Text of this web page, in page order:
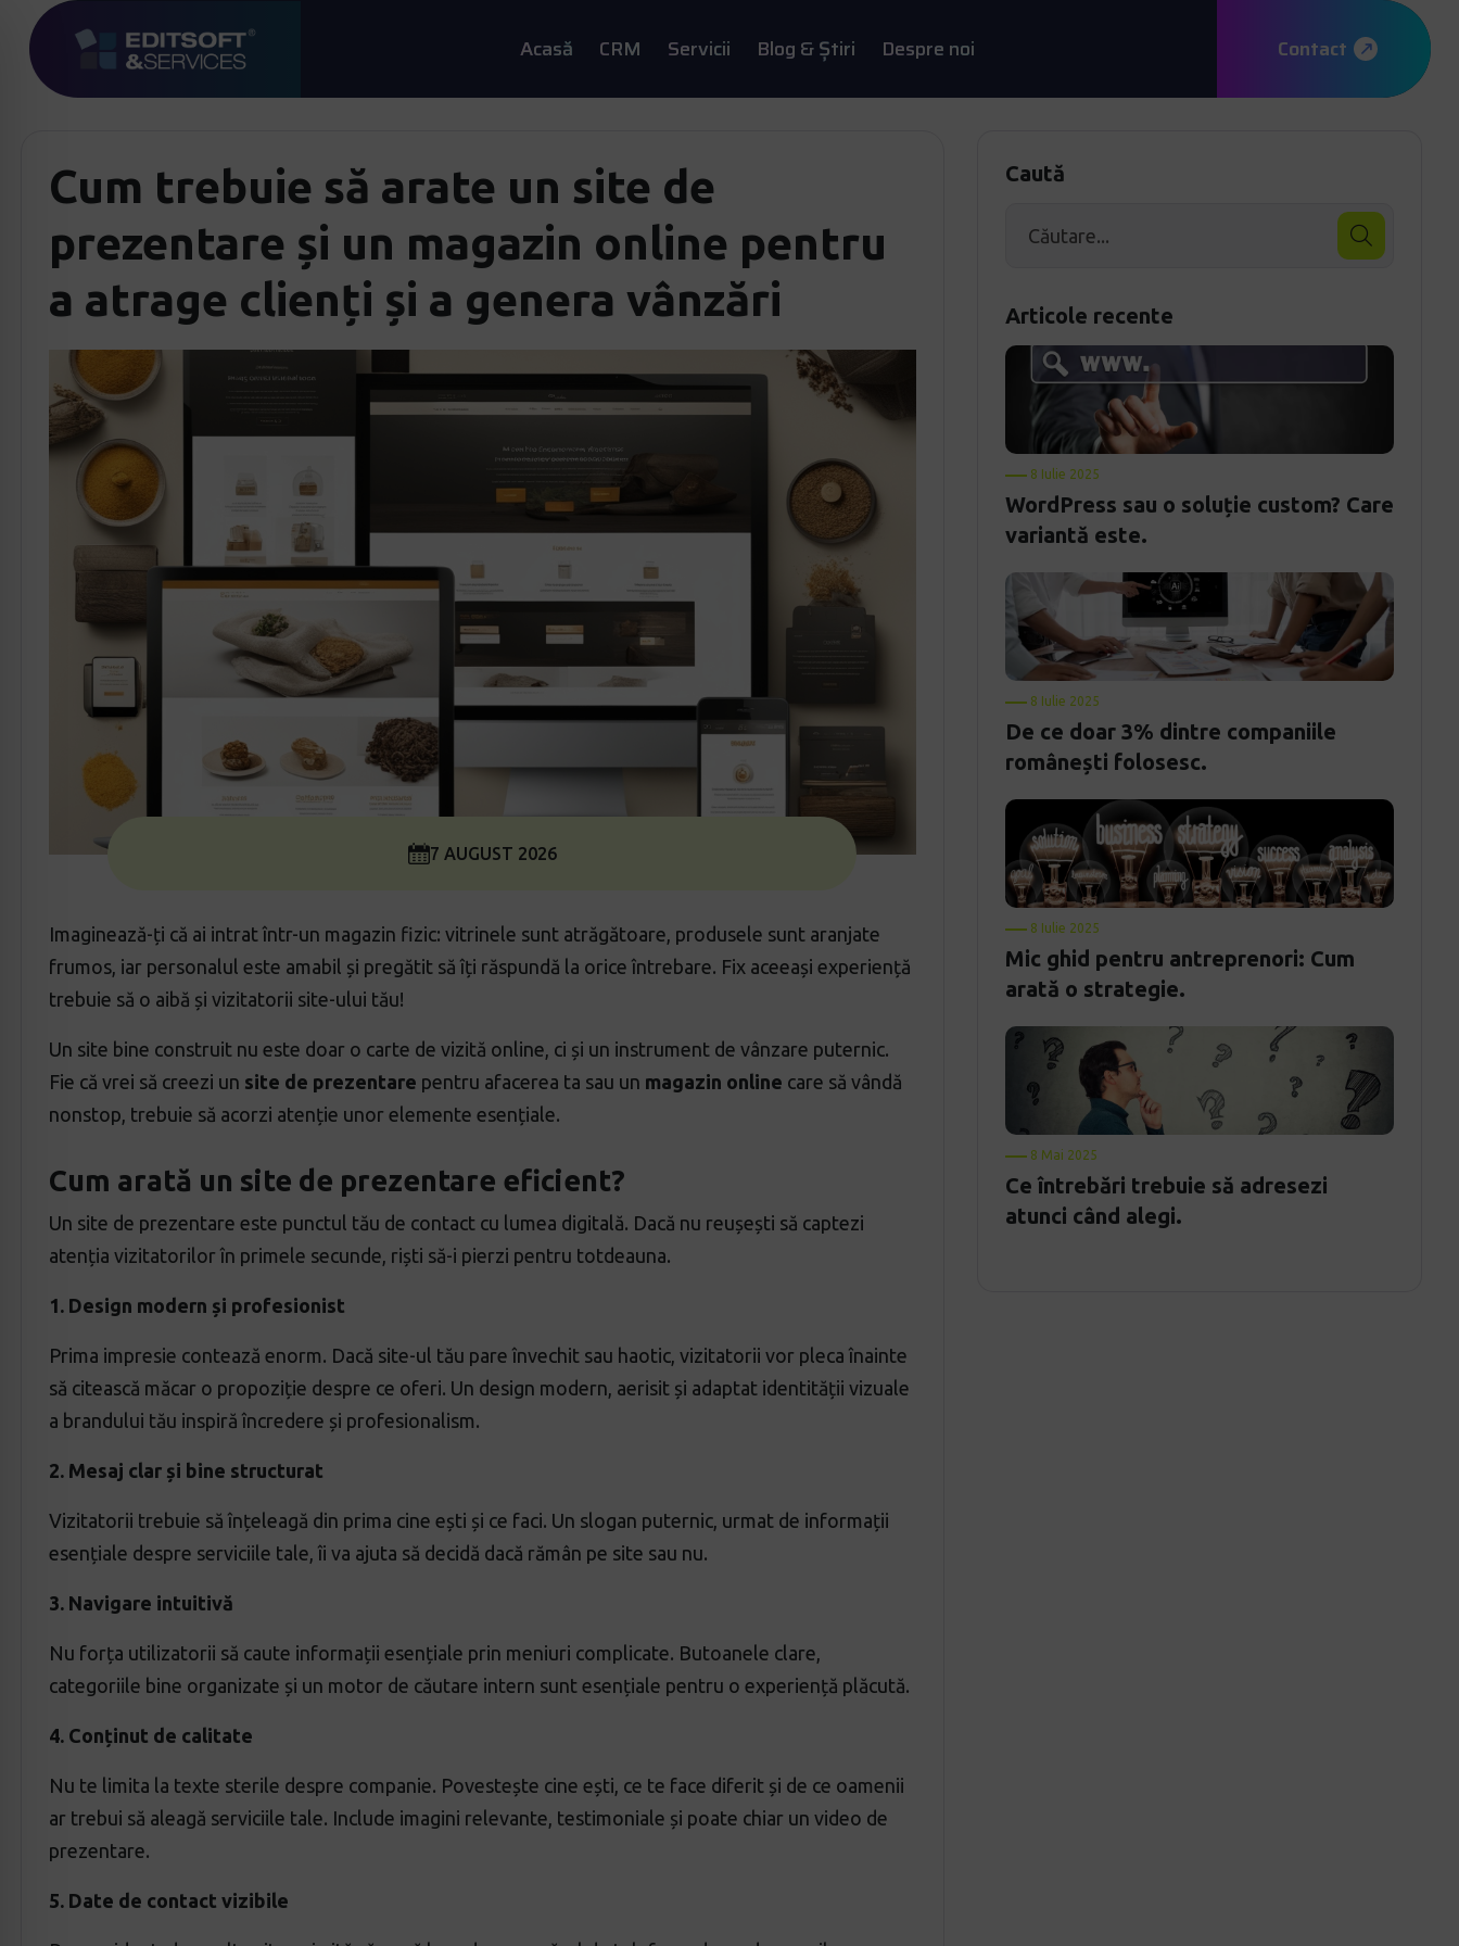
Acasă CRM Servicii Blog & Știri Despre noi Contact
7 AUGUST 2026
Cum trebuie să arate un site de
prezentare și un magazin online pentru
a atrage clienți și a genera vânzări
Imaginează-ți că ai intrat într-un magazin fizic: vitrinele sunt atrăgătoare, produsele sunt aranjate
frumos, iar personalul este amabil și pregătit să îți răspundă la orice întrebare. Fix aceeași experiență
trebuie să o aibă și vizitatorii site-ului tău!
Un site bine construit nu este doar o carte de vizită online, ci și un instrument de vânzare puternic.
Fie că vrei să creezi un site de prezentare pentru afacerea ta sau un magazin online care să vândă
nonstop, trebuie să acorzi atenție unor elemente esențiale.
Cum arată un site de prezentare eficient?
Un site de prezentare este punctul tău de contact cu lumea digitală. Dacă nu reușești să captezi
atenția vizitatorilor în primele secunde, riști să-i pierzi pentru totdeauna.
1. Design modern și profesionist
Prima impresie contează enorm. Dacă site-ul tău pare învechit sau haotic, vizitatorii vor pleca înainte
să citească măcar o propoziție despre ce oferi. Un design modern, aerisit și adaptat identității vizuale
a brandului tău inspiră încredere și profesionalism.
2. Mesaj clar și bine structurat
Vizitatorii trebuie să înțeleagă din prima cine ești și ce faci. Un slogan puternic, urmat de informații
esențiale despre serviciile tale, îi va ajuta să decidă dacă rămân pe site sau nu.
3. Navigare intuitivă
Nu forța utilizatorii să caute informații esențiale prin meniuri complicate. Butoanele clare,
categoriile bine organizate și un motor de căutare intern sunt esențiale pentru o experiență plăcută.
4. Conținut de calitate
Nu te limita la texte sterile despre companie. Povestește cine ești, ce te face diferit și de ce oamenii
ar trebui să aleagă serviciile tale. Include imagini relevante, testimoniale și poate chiar un video de
prezentare.
5. Date de contact vizibile
Caută
Articole recente
8 Iulie 2025
WordPress sau o soluție custom? Care
variantă este.
8 Iulie 2025
De ce doar 3% dintre companiile
românești folosesc.
8 Iulie 2025
Mic ghid pentru antreprenori: Cum
arată o strategie.
8 Mai 2025
Ce întrebări trebuie să adresezi
atunci când alegi.